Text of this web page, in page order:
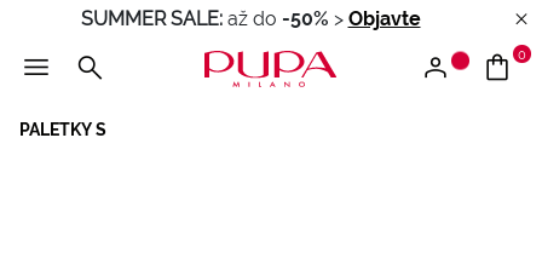
SUMMER SALE:až do -50% > Objavte
0
PALETKY S